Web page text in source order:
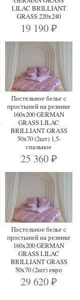
LILAC BRILLIANT
GRASS 220х240
19 190 ₽
Постельное белье с
простыней на резинке
160х200 GERMAN
GRASS LILAC
BRILLIANT GRASS
50х70 (2шт) 1,5-
спальное
25 360 ₽
Постельное белье с
простыней на резинке
160х200 GERMAN
GRASS LILAC
BRILLIANT GRASS
50х70 (2шт) евро
29 620 ₽